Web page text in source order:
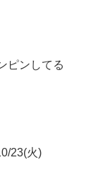
ピンしてる
23(火)